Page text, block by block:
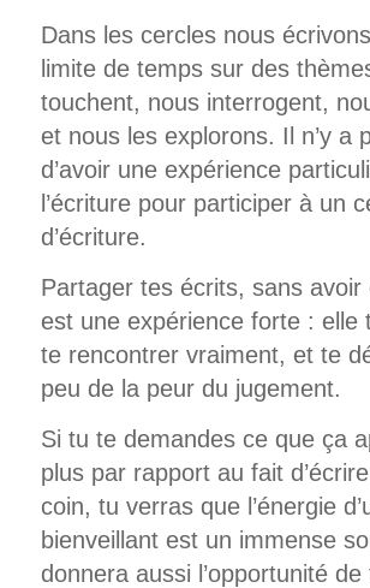
Dans les cercles nous
limite de temps sur des
touchent, nous interrogent,
et nous les explorons. Il n’y a
d’avoir une expérience
l’écriture pour participer à un
d’écriture.
Partager tes écrits, sans avoir
est une expérience forte : elle
te rencontrer vraiment, et te
peu de la peur du jugement.
Si tu te demandes ce que ça
plus par rapport au fait
coin, tu verras que l’énergie
bienveillant est un immense
donnera aussi l’opportunité de